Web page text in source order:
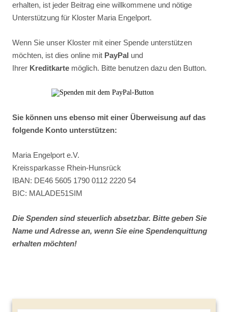
erhalten, ist jeder Beitrag eine willkommene und nötige
Unterstützung für Kloster Maria Engelport.
Wenn Sie unser Kloster mit einer Spende unterstützen
möchten, ist dies online mit PayPal und
Ihrer Kreditkarte möglich. Bitte benutzen dazu den Button.
Sie können uns ebenso mit einer Überweisung auf das
folgende Konto unterstützen:
Maria Engelport e.V.
Kreissparkasse Rhein-Hunsrück
IBAN: DE46 5605 1790 0112 2220 54
BIC: MALADE51SIM
Die Spenden sind steuerlich absetzbar. Bitte geben Sie
Name und Adresse an, wenn Sie eine Spendenquittung
erhalten möchten!